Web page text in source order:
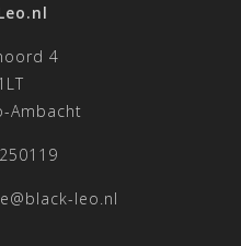
4
Ambacht
leo.nl